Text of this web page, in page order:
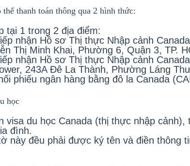
thanh toán thông qua 2 hình thức:
tại 1 trong 2 địa điểm:
nhận Hồ sơ Thị thực Nhập cảnh
Thị Minh Khai, Phường 6, Quận 3, TP.
nhận Hồ sơ Thị thực Nhập cảnh
243A Đê La Thành, Phường Láng
phiếu ngân hàng bằng đô la Canada
học
visa du học Canada (thị thực nhập
đình.
này đều phải được ký tên và điền thông